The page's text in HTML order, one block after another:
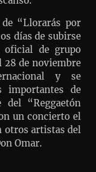
“Llorarás por
días de subirse
oficial de grupo
28 de noviembre
y se
importantes de
“Reggaetón
un concierto el
otros artistas del
Omar.